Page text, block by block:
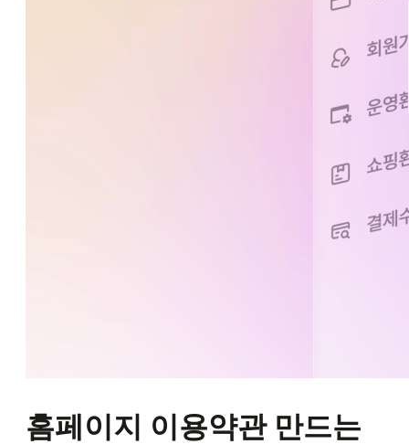
홈페이지 이용약관 만드는